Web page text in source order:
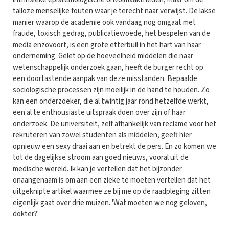
talloze menselijke fouten waar je terecht naar verwijst. De lakse
manier waarop de academie ook vandaag nog omgaat met
fraude, toxisch gedrag, publicatiewoede, het bespelen van de
media enzovoort, is een grote etterbuil in het hart van haar
onderneming. Gelet op de hoeveelheid middelen die naar
wetenschappelijk onderzoek gaan, heeft de burger recht op
een doortastende aanpak van deze misstanden. Bepaalde
sociologische processen zijn moeilijk in de hand te houden. Zo
kan een onderzoeker, die al twintig jaar rond hetzelfde werkt,
een al te enthousiaste uitspraak doen over zijn of haar
onderzoek. De universiteit, zelf afhankelijk van reclame voor het
rekruteren van zowel studenten als middelen, geeft hier
opnieuw een sexy draai aan en betrekt de pers. En zo komen we
tot de dagelijkse stroom aan goed nieuws, vooral uit de
medische wereld. Ik kan je vertellen dat het bijzonder
onaangenaam is om aan een zieke te moeten vertellen dat het
uitgeknipte artikel waarmee ze bij me op de raadpleging zitten
eigenlijk gaat over drie muizen. 'Wat moeten we nog geloven,
dokter?'